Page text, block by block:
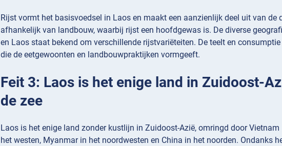
Rijst vormt het basisvoedsel in Laos en maakt een aanzienlijk deel uit van
afhankelijk van landbouw, waarbij rijst een hoofdgewas is. De diverse
en Laos staat bekend om verschillende rijstvariëteiten. De teelt en
die de eetgewoonten en landbouwpraktijken vormgeeft.
Feit 3: Laos is het enige land in Zuidoost-
de zee
Laos is het enige land zonder kustlijn in Zuidoost-Azië, omringd door
het westen, Myanmar in het noordwesten en China in het noorden. Ondanks